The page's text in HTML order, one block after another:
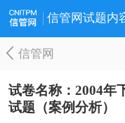
信管网试题内
信管网
试卷名称：2004年
试题（案例分析）